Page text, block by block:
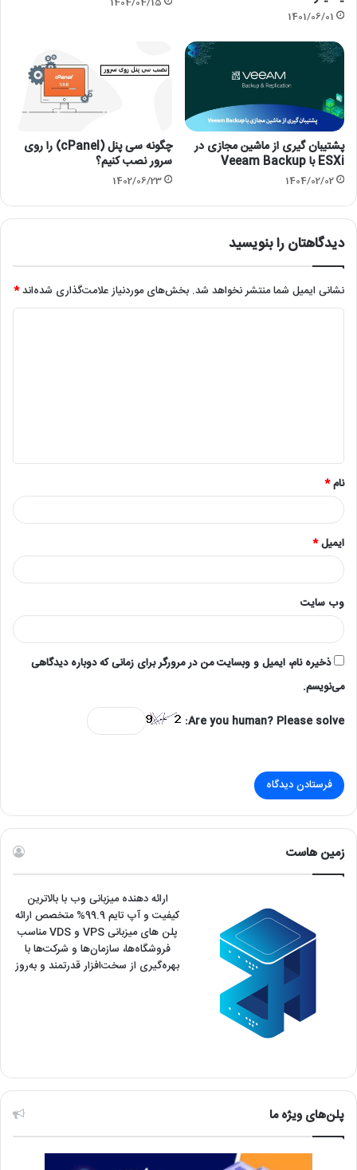
1401/06/01
پشتیبان گیری از ماشین مجازی در
ESXi با Veeam Backup
1404/02/02
چگونه سی پنل (cPanel) را روی
سرور نصب کنیم؟
1402/06/23
دیدگاهتان را بنویسید
نشانی ایمیل شما منتشر نخواهد شد. بخش‌های موردنیاز علامت‌گذاری شده‌اند*
*
نام*
ایمیل*
وب‌ سایت
ذخیره نام، ایمیل و وبسایت من در مرورگر برای زمانی که دوباره دیدگاهی
می‌نویسم.
Are you human? Please solve:
زمین هاست
ارائه دهنده میزبانی وب با بالاترین
کیفیت و آپ تایم 99.9% متخصص ارائه
پلن های میزبانی VPS و VDS مناسب
فروشگاه‌ها، سازمان‌ها و شرکت‌ها با
بهره‌گیری از سخت‌افزار قدرتمند و به‌روز
پلن‌های ویژه ما